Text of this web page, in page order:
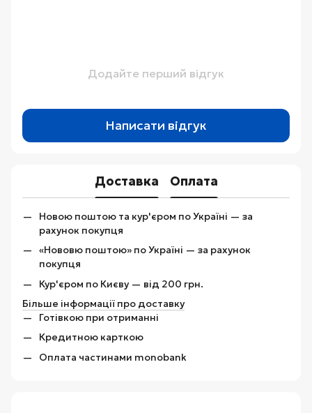
Додайте перший відгук
Написати відгук
Доставка Оплата
Новою поштою та кур'єром по Україні — за
рахунок покупця
«Нововю поштою» по Україні — за рахунок
покупця
Кур'єром по Києву — від 200 грн.
Більше інформації про доставку
Готівкою при отриманні
Кредитною карткою
Оплата частинами monobank